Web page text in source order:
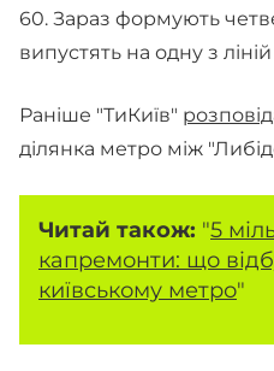
60. Зараз формують
випустять на одну з
Раніше "ТиКиїв"
ділянка метро між
Читай також: "5
капремонти: що
київському метро"